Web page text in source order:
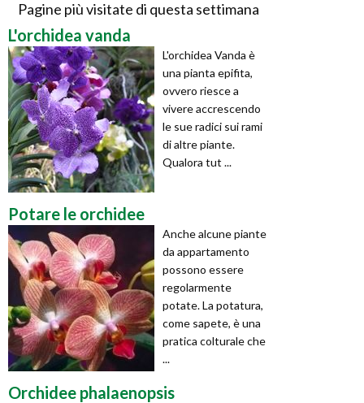
Pagine più visitate di questa settimana
L'orchidea vanda
L'orchidea Vanda è
una pianta epifita,
ovvero riesce a
vivere accrescendo
le sue radici sui rami
di altre piante.
Qualora tut ...
Potare le orchidee
Anche alcune piante
da appartamento
possono essere
regolarmente
potate. La potatura,
come sapete, è una
pratica colturale che
...
Orchidee phalaenopsis